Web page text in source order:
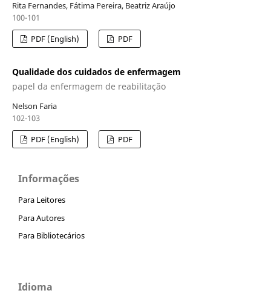
Rita Fernandes, Fátima Pereira, Beatriz Araújo
100-101
PDF (English)
PDF
Qualidade dos cuidados de enfermagem
papel da enfermagem de reabilitação
Nelson Faria
102-103
PDF (English)
PDF
Informações
Para Leitores
Para Autores
Para Bibliotecários
Idioma